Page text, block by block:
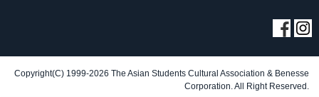
Copyright(C) 1999-2026 The Asian Students Cultural Association & Benesse
Corporation. All Right Reserved.